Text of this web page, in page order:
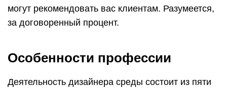
могут рекомендовать вас клиентам. Разумеется,
за договоренный процент.
Особенности профессии
Деятельность дизайнера среды состоит из пяти